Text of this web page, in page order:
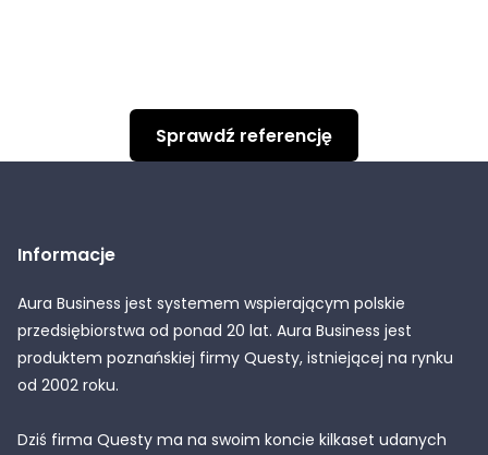
Sprawdź referencję
Informacje
Aura Business jest systemem wspierającym polskie
przedsiębiorstwa od ponad 20 lat. Aura Business jest
produktem poznańskiej firmy Questy, istniejącej na rynku
od 2002 roku.
Dziś firma Questy ma na swoim koncie kilkaset udanych